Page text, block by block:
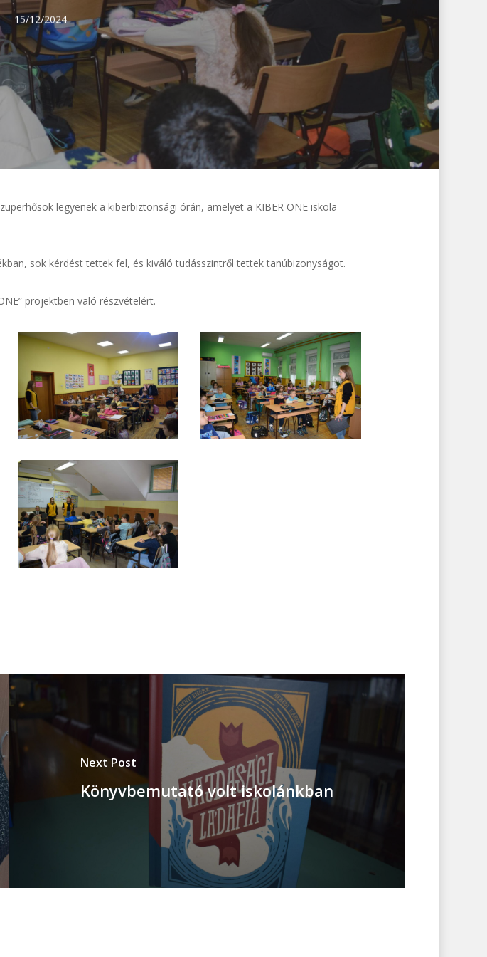
15/12/2024
legyenek a kiberbiztonsági órán, amelyet a KIBER ONE iskola
sok kérdést tettek fel, és kiváló tudásszintről tettek tanúbizonyságot.
projektben való részvételért.
DSC_0039 DSC_0044
DSC_0104
Next Post
Könyvbemutató volt iskolánkban